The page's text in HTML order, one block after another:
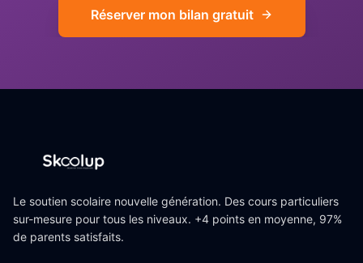
Réserver mon bilan gratuit
Le soutien scolaire nouvelle génération. Des cours particuliers
sur-mesure pour tous les niveaux. +4 points en moyenne, 97%
de parents satisfaits.